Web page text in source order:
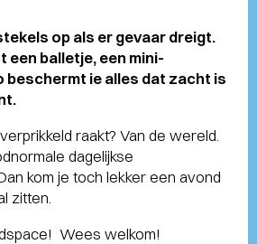
op als er gevaar dreigt.
een balletje, een mini-
ie alles dat zacht is
raakt? Van de wereld.
dagelijkse
kom je toch lekker een avond
zitten.
Wees welkom!